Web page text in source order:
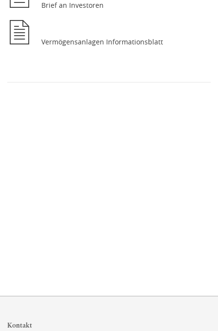
Brief an Investoren
Vermögensanlagen Informationsblatt
Kontakt